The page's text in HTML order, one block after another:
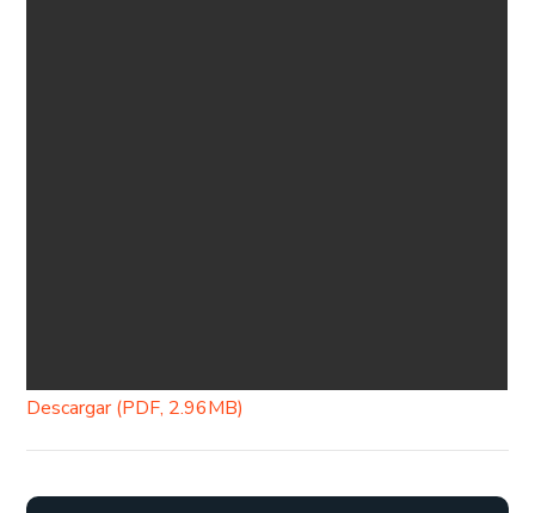
Descargar (PDF, 2.96MB)